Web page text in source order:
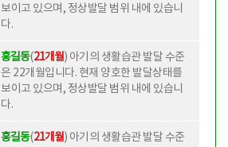
보이고 있으며, 정상발달 범위 내에 있습니
다.
홍길동(21개월) 아기의 생활습관 발달 수준
은 22개월입니다. 현재 양호한 발달상태를
보이고 있으며, 정상발달 범위 내에 있습니
다.
홍길동(21개월) 아기의 생활습관 발달 수준